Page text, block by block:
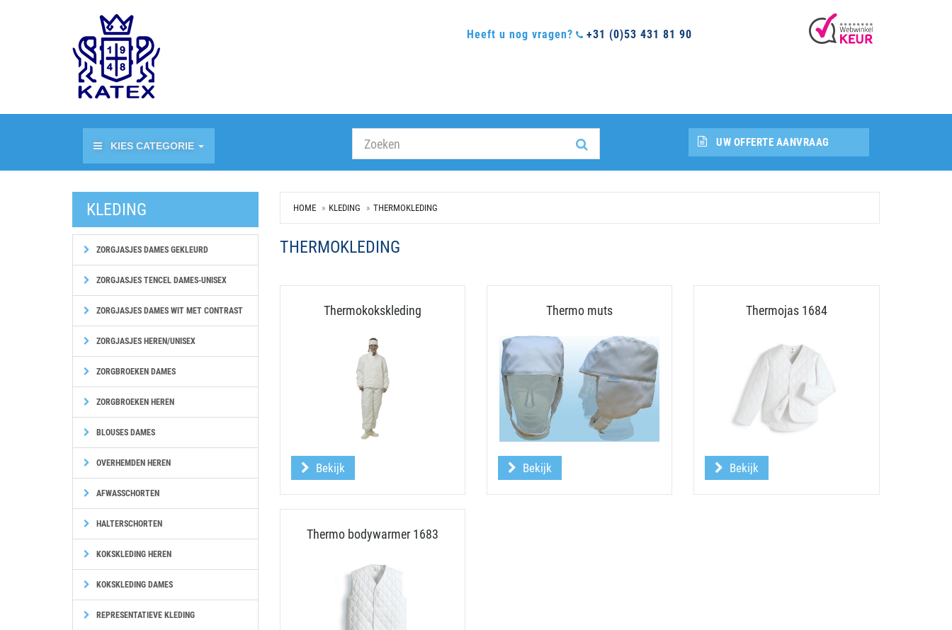
Heeft u nog vragen? +31 (0)53 431 81 90
KIES CATEGORIE UW OFFERTE AANVRAAG
KLEDING
ZORGJASJES DAMES GEKLEURD
ZORGJASJES TENCEL DAMES-UNISEX
ZORGJASJES DAMES WIT MET CONTRAST
ZORGJASJES HEREN/UNISEX
ZORGBROEKEN DAMES
ZORGBROEKEN HEREN
BLOUSES DAMES
OVERHEMDEN HEREN
AFWASSCHORTEN
HALTERSCHORTEN
KOKSKLEDING HEREN
KOKSKLEDING DAMES
REPRESENTATIEVE KLEDING
HOME KLEDING THERMOKLEDING
THERMOKLEDING
Thermokokskleding
Bekijk
Thermo muts
Bekijk
Thermojas 1684
Bekijk
Thermo bodywarmer 1683